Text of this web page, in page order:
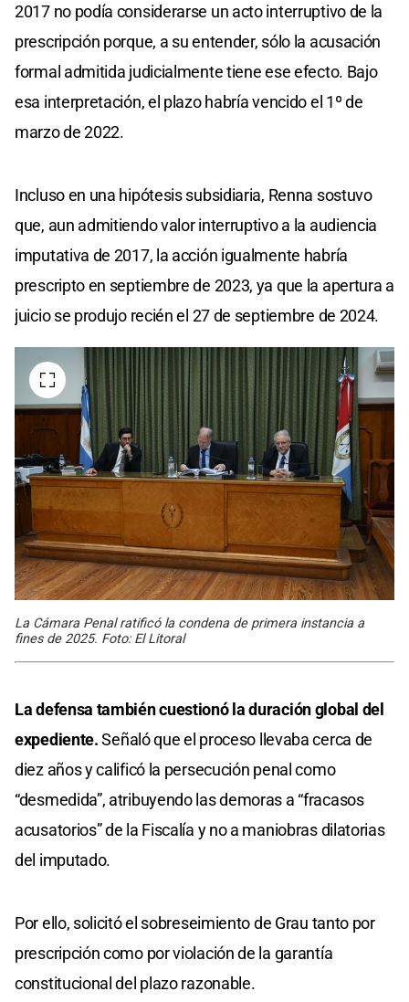
2017 no podía considerarse un acto interruptivo de la
prescripción porque, a su entender, sólo la acusación
formal admitida judicialmente tiene ese efecto. Bajo
esa interpretación, el plazo habría vencido el 1º de
marzo de 2022.
Incluso en una hipótesis subsidiaria, Renna sostuvo
que, aun admitiendo valor interruptivo a la audiencia
imputativa de 2017, la acción igualmente habría
prescripto en septiembre de 2023, ya que la apertura a
juicio se produjo recién el 27 de septiembre de 2024.
La Cámara Penal ratificó la condena de primera instancia a
fines de 2025. Foto: El Litoral
La defensa también cuestionó la duración global del
expediente.Señaló que el proceso llevaba cerca de
diez años y calificó la persecución penal como
“desmedida”, atribuyendo las demoras a “fracasos
acusatorios” de la Fiscalía y no a maniobras dilatorias
del imputado.
Por ello, solicitó el sobreseimiento de Grau tanto por
prescripción como por violación de la garantía
constitucional del plazo razonable.